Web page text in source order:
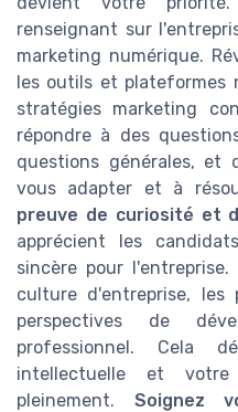
renseignant sur
marketing numérique.
les outils et plateformes
stratégies marketing
répondre à des
questions générales, et
vous adapter et à
preuve de curiosité et
apprécient les
sincère pour
culture d'entreprise, les
perspectives de
professionnel. Cela
intellectuelle et
pleinement. Soignez